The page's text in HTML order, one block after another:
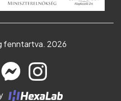
fenntartva. 2026